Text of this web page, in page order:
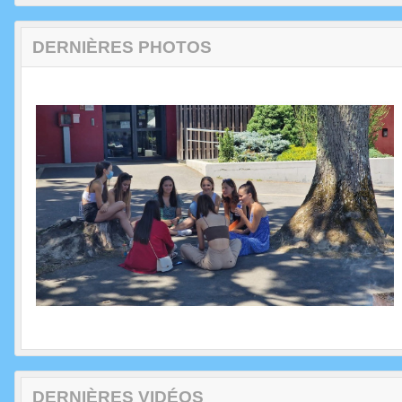
DERNIÈRES PHOTOS
DERNIÈRES VIDÉOS